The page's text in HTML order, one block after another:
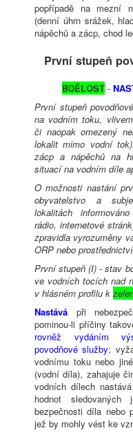
popřípadě na mezní
(denní úhrn srážek,
nápěchů a zácp, chod
První stupeň
BDĚLOST -
První stupeň
na vodním toku,
či naopak omezený
lokalit mimo vodní
zácp a nápěchů na
situací na vodním díle
O možnosti nastání
obyvatelstvo a
lokalitách
rádio, internetové
zpravidla vyrozuměny
ORP nebo
První stupeň (I) - stav
ve vodních tocích nad
v hlásném profilu k
Nastává
při
pominou-li příčiny
rovněž vydáním
povodňové služby;
vodnímu toku nebo
(vodní díla), zahajuje
vodních dílech
hodnot
bezpečnosti díla nebo
jež by mohly vést ke